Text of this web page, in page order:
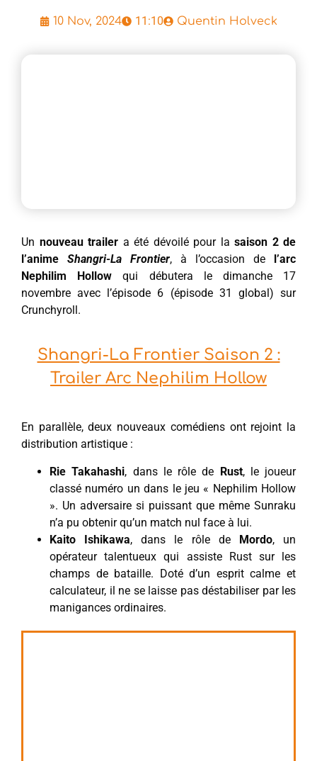
10 Nov, 2024 11:10 Quentin Holveck
Un nouveau trailer a été dévoilé pour la saison 2 de
l’anime Shangri-La Frontier, à l’occasion de
l’arc
Nephilim Hollowqui débutera le dimanche 17
novembre avec l’épisode 6 (épisode 31 global) sur
Crunchyroll.
Shangri-La Frontier Saison 2 :
Trailer Arc Nephilim Hollow
En parallèle, deux nouveaux comédiens ont rejoint la
distribution artistique :
Rie Takahashi, dans le rôle de Rust, le joueur
classé numéro un dans le jeu « Nephilim Hollow
». Un adversaire si puissant que même Sunraku
n’a pu obtenir qu’un match nul face à lui.
Kaito Ishikawa, dans le rôle de Mordo, un
opérateur talentueux qui assiste Rust sur les
champs de bataille. Doté d’un esprit calme et
calculateur, il ne se laisse pas déstabiliser par les
manigances ordinaires.